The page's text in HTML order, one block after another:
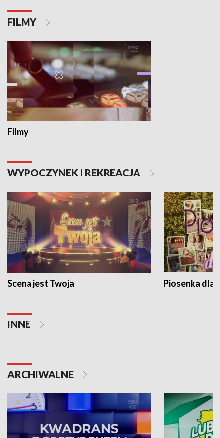
FILMY
Filmy
WYPOCZYNEK I REKREACJA
Scena jest Twoja Piosenka dla
INNE
ARCHIWALNE